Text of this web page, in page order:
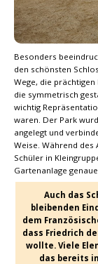
Besonders
den schönsten
Wege, die
die symmetrisch
wichtig
waren. Der Park
angelegt und
Weise. Während
Schüler in
Gartenanlage
Auch das
bleibenden
dem
dass Friedrich
wollte. Viele
das bereits